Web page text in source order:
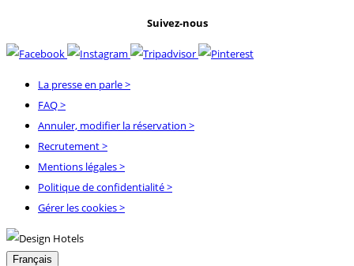
Suivez-nous
La presse en parle>
FAQ>
Annuler, modifier la réservation >
Recrutement>
Mentions légales>
Politique de confidentialité>
Gérer les cookies >
Français